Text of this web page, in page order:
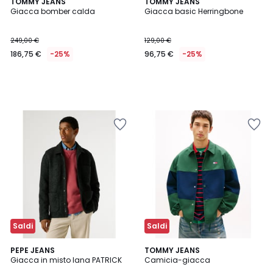
Giacca bomber calda
249,00 €
186,75 € -25%
Giacca basic Herringbone
129,00 €
96,75 € -25%
Saldi
PEPE JEANS
Giacca in misto lana PATRICK
Saldi
TOMMY JEANS
Camicia-giacca